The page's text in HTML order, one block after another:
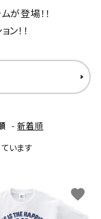
が登場！！
！！
-新着順
います
favorite